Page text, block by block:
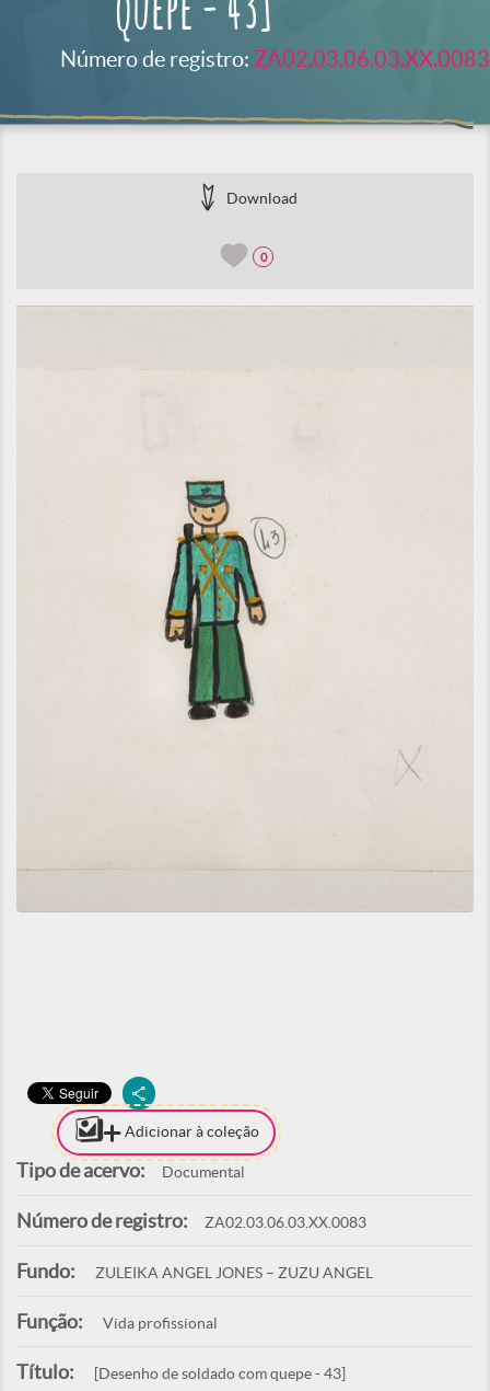
quepe - 43]
Número de registro: ZA02.03.06.03.XX.0083
Download
0
Adicionar à coleção
Tipo de acervo: Documental
Número de registro: ZA02.03.06.03.XX.0083
Fundo: ZULEIKA ANGEL JONES – ZUZU ANGEL
Função: Vida profissional
Título: [Desenho de soldado com quepe - 43]